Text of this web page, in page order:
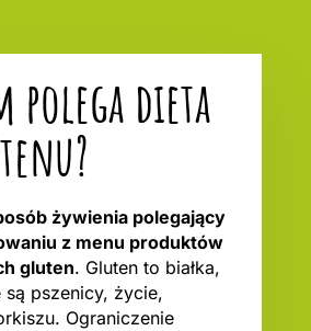
polega dieta
żywienia polegający
z menu produktów
gluten. Gluten to białka,
pszenicy, życie,
Ograniczenie